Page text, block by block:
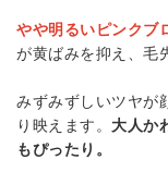
やや明るいピンクブ
が黄ばみを抑え、毛
みずみずしいツヤが
り映えます。 大人か
もぴったり。